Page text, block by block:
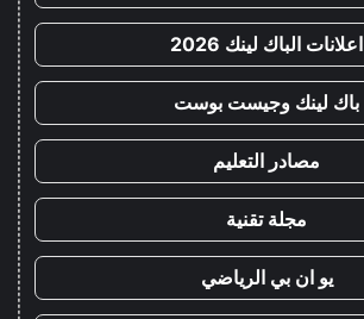
اعلانات الباك لينك 2026
باك لينك وجيست بوست
مصادر التعليم
مجلة تقنية
يو ان بي الرياضي